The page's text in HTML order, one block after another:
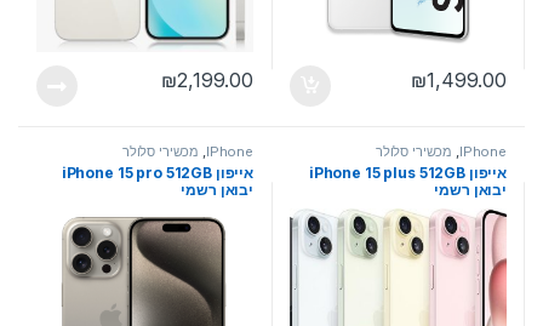
₪1,499.00
₪2,199.00
IPhone מכשירי סלולר
אייפון iPhone 15 plus 512GB
יבואן רשמי
IPhone מכשירי סלולר
אייפון iPhone 15 pro 512GB
יבואן רשמי